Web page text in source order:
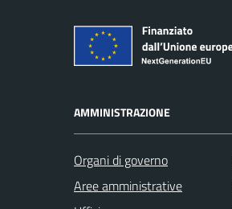
AMMINISTRAZIONE
Organi di governo
Aree amministrative